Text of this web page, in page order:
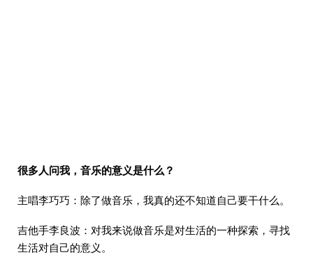
很多人问我，音乐的意义是什么？
主唱李巧巧：除了做音乐，我真的还不知道自己要干什么。
吉他手李良波：对我来说做音乐是对生活的一种探索，寻找
生活对自己的意义。